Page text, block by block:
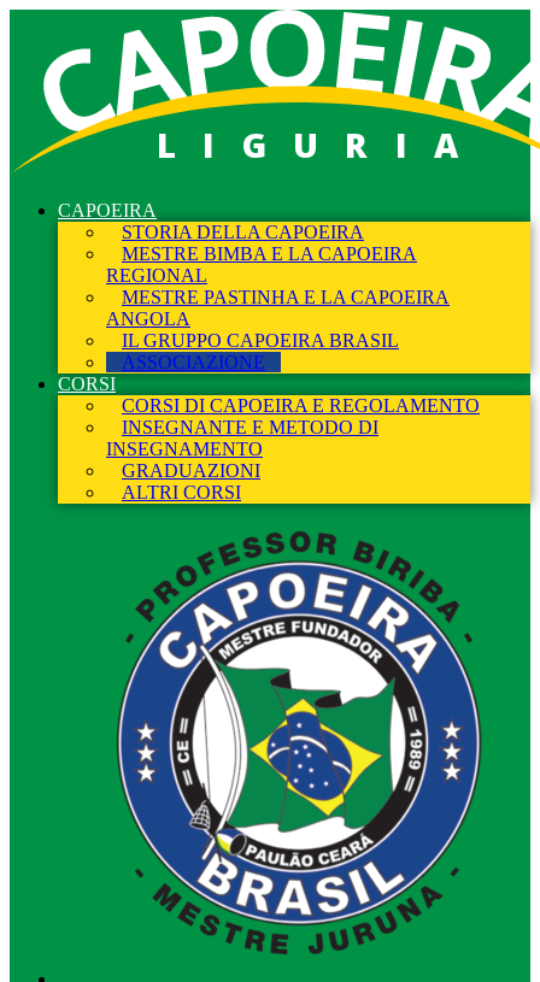
LIGURIA
CAPOEIRA
STORIA DELLA CAPOEIRA
MESTRE BIMBA E LA CAPOEIRA
REGIONAL
MESTRE PASTINHA E LA CAPOEIRA
ANGOLA
IL GRUPPO CAPOEIRA BRASIL
ASSOCIAZIONE
CORSI
CORSI DI CAPOEIRA E REGOLAMENTO
INSEGNANTE E METODO DI
INSEGNAMENTO
GRADUAZIONI
ALTRI CORSI